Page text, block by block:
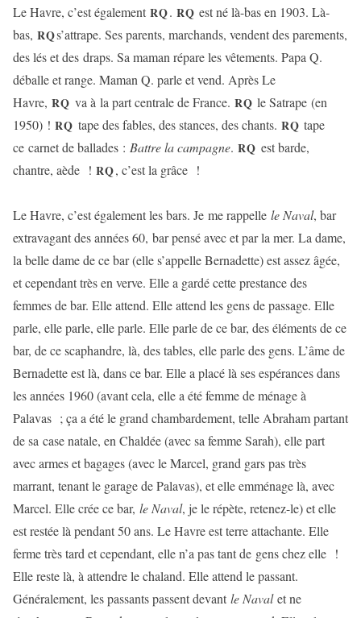
Le Havre, c’est également RQ. RQ est né là-bas en 1903. Là-
bas, RQs’attrape. Ses parents, marchands, vendent des parements,
des lés et des draps. Sa maman répare les vêtements. Papa Q.
déballe et range. Maman Q. parle et vend. Après Le
Havre, RQ va à la part centrale de France. RQ le Satrape (en
1950) ! RQ tape des fables, des stances, des chants. RQ tape
ce carnet de ballades : Battre la campagne. RQ est barde,
chantre, aède ! RQ, c’est la grâce !
Le Havre, c’est également les bars. Je me rappelle le Naval, bar
extravagant des années 60, bar pensé avec et par la mer. La dame,
la belle dame de ce bar (elle s’appelle Bernadette) est assez âgée,
et cependant très en verve. Elle a gardé cette prestance des
femmes de bar. Elle attend. Elle attend les gens de passage. Elle
parle, elle parle, elle parle. Elle parle de ce bar, des éléments de ce
bar, de ce scaphandre, là, des tables, elle parle des gens. L’âme de
Bernadette est là, dans ce bar. Elle a placé là ses espérances dans
les années 1960 (avant cela, elle a été femme de ménage à
Palavas ; ça a été le grand chambardement, telle Abraham partant
de sa case natale, en Chaldée (avec sa femme Sarah), elle part
avec armes et bagages (avec le Marcel, grand gars pas très
marrant, tenant le garage de Palavas), et elle emménage là, avec
Marcel. Elle crée ce bar, le Naval, je le répète, retenez-le) et elle
est restée là pendant 50 ans. Le Havre est terre attachante. Elle
ferme très tard et cependant, elle n’a pas tant de gens chez elle !
Elle reste là, à attendre le chaland. Elle attend le passant.
Généralement, les passants passent devant le Navalet ne